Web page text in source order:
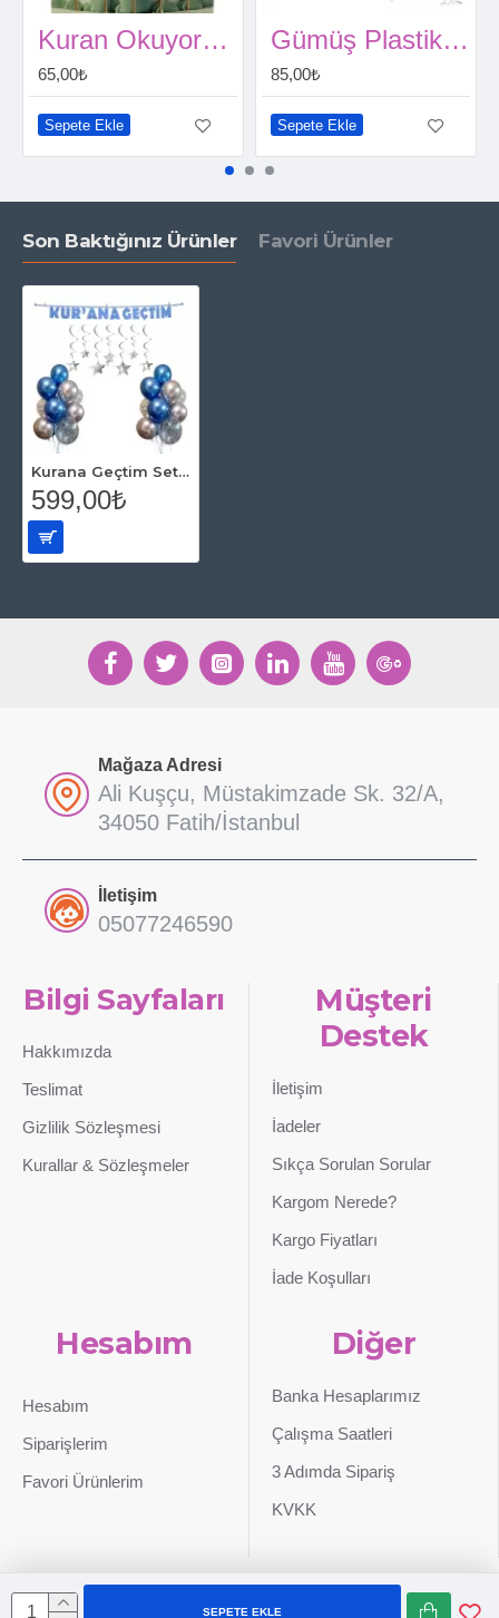
SEPETE EKLE
Kuran Okuyorum Pasta Dekor Seti
65,00₺
Sepete Ekle
Gümüş Plastik Bardak 25 li
85,00₺
Sepete Ekle
Son Baktığınız Ürünler Favori Ürünler
Kurana Geçtim Seti Mavi
599,00₺
Mağaza Adresi
Ali Kuşçu, Müstakimzade Sk. 32/A,
34050 Fatih/İstanbul
İletişim
05077246590
Bilgi Sayfaları
Hakkımızda
Teslimat
Gizlilik Sözleşmesi
Kurallar & Sözleşmeler
Müşteri
Destek
İletişim
İadeler
Sıkça Sorulan Sorular
Kargom Nerede?
Kargo Fiyatları
İade Koşulları
Hesabım
Hesabım
Siparişlerim
Favori Ürünlerim
Diğer
Banka Hesaplarımız
Çalışma Saatleri
3 Adımda Sipariş
KVKK